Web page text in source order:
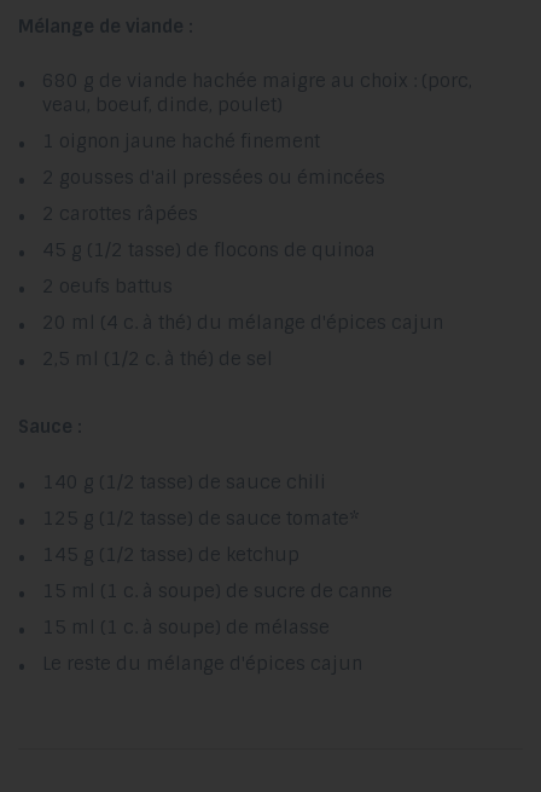
Mélange de viande :
680 g de viande hachée maigre au choix : (porc,
veau, boeuf, dinde, poulet)
1 oignon jaune haché finement
2 gousses d'ail pressées ou émincées
2 carottes râpées
45 g (1/2 tasse) de flocons de quinoa
2 oeufs battus
20 ml (4 c. à thé) du mélange d'épices cajun
2,5 ml (1/2 c. à thé) de sel
Sauce :
140 g (1/2 tasse) de sauce chili
125 g (1/2 tasse) de sauce tomate*
145 g (1/2 tasse) de ketchup
15 ml (1 c. à soupe) de sucre de canne
15 ml (1 c. à soupe) de mélasse
Le reste du mélange d'épices cajun